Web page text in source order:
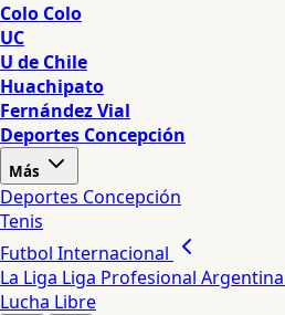
Colo Colo
UC
U de Chile
Huachipato
Fernández Vial
Deportes Concepción
Más
Deportes Concepción
Tenis
Futbol Internacional
La Liga Liga Profesional Argentina
Lucha Libre